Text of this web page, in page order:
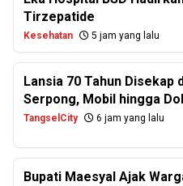
Tirzepatide
Kesehatan 5 jam yang lalu
Lansia 70 Tahun Disekap
Serpong, Mobil hingga
TangselCity 6 jam yang lalu
Bupati Maesyal Ajak